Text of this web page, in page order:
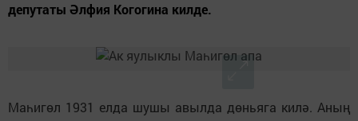
депутаты Әлфия Когогина килде.
Маһигөл 1931 елда шушы авылда дөньяга килә. Аның